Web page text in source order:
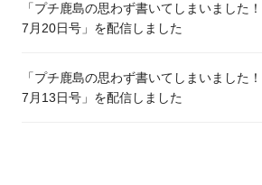
「プチ鹿島の思わず書いてしまいまし
7月20日号」を配信しました
「プチ鹿島の思わず書いてしまいまし
7月13日号」を配信しました